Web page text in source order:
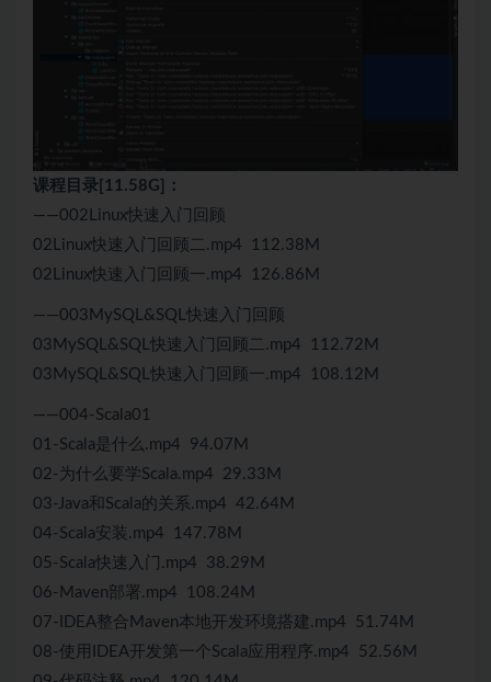
课程目录[11.58G]：
——002Linux快速入门回顾
02Linux快速入门回顾二.mp4 112.38M
02Linux快速入门回顾一.mp4 126.86M
——003MySQL&SQL快速入门回顾
03MySQL&SQL快速入门回顾二.mp4 112.72M
03MySQL&SQL快速入门回顾一.mp4 108.12M
——004-Scala01
01-Scala是什么.mp4 94.07M
02-为什么要学Scala.mp4 29.33M
03-Java和Scala的关系.mp4 42.64M
04-Scala安装.mp4 147.78M
05-Scala快速入门.mp4 38.29M
06-Maven部署.mp4 108.24M
07-IDEA整合Maven本地开发环境搭建.mp4 51.74M
08-使用IDEA开发第一个Scala应用程序.mp4 52.56M